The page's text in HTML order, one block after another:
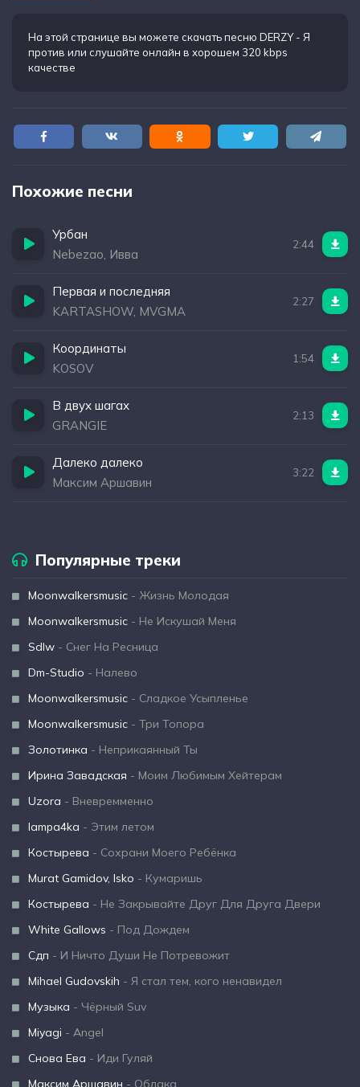
На этой странице вы можете скачать песню DERZY - Я
против или слушайте онлайн в хорошем 320 kbps
качестве
Похожие песни
Урбан
Nebezao, Ивва
2:44
Первая и последняя
KARTASHOW, MVGMA
2:27
Координаты
KOSOV
1:54
В двух шагах
GRANGIE
2:13
Далеко далеко
Максим Аршавин
3:22
Популярные треки
Moonwalkersmusic - Жизнь Молодая
Moonwalkersmusic - Не Искушай Меня
Sdlw - Снег На Ресница
Dm-Studio - Налево
Moonwalkersmusic - Сладкое Усыпленье
Moonwalkersmusic - Три Топора
Золотинка - Неприкаянный Ты
Ирина Завадская - Моим Любимым Хейтерам
Uzora - Вневремменно
lampa4ka - Этим летом
Костырева - Сохрани Моего Ребёнка
Murat Gamidov, Isko - Кумаришь
Костырева - Не Закрывайте Друг Для Друга Двери
White Gallows - Под Дождем
Сдп - И Ничто Души Не Потревожит
Mihael Gudovskih - Я стал тем, кого ненавидел
Музыка - Чёрный Suv
Miyagi - Angel
Снова Ева - Иди Гуляй
Максим Аршавин - Облака